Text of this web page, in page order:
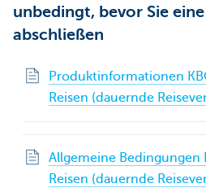
unbedingt, bevor Sie
abschließen
Produktinformationen
Reisen (dauernde
Allgemeine Bedingungen
Reisen (dauernde